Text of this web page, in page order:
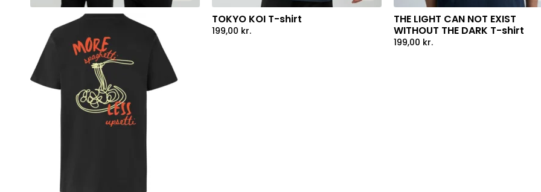
TOKYO KOI T-shirt
199,00 kr.
THE LIGHT CAN NOT EXIST
WITHOUT THE DARK T-shirt
199,00 kr.